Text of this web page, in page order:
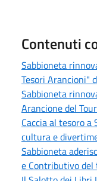
Contenuti
Sabbioneta
Tesori Arancioni"
Sabbioneta
Arancione del
Caccia al tesoro
cultura e
Sabbioneta
e Contributivo